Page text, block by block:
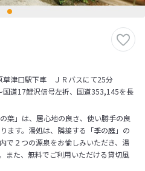
草津口駅下車 ＪＲバスにて25分
道17鯉沢信号左折、国道353,145を長
葉」は、居心地の良さ、使い勝手の良
ます。湯処は、隣接する「季の庭」の
で２つの源泉をお愉しみいただき、湯
また、無料でご利用いただける貸切風